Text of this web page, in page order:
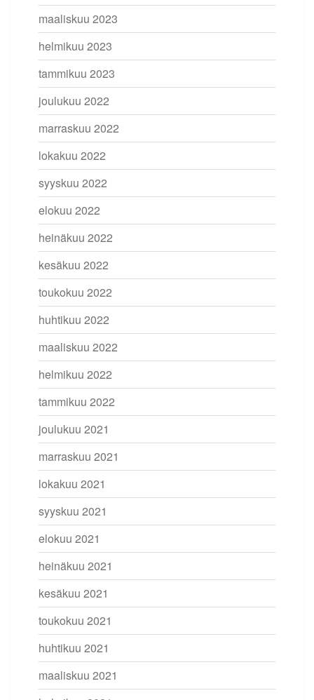
maaliskuu 2023
helmikuu 2023
tammikuu 2023
joulukuu 2022
marraskuu 2022
lokakuu 2022
syyskuu 2022
elokuu 2022
heinäkuu 2022
kesäkuu 2022
toukokuu 2022
huhtikuu 2022
maaliskuu 2022
helmikuu 2022
tammikuu 2022
joulukuu 2021
marraskuu 2021
lokakuu 2021
syyskuu 2021
elokuu 2021
heinäkuu 2021
kesäkuu 2021
toukokuu 2021
huhtikuu 2021
maaliskuu 2021